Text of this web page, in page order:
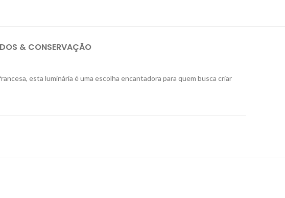
& CONSERVAÇÃO
esta luminária é uma escolha encantadora para quem busca criar